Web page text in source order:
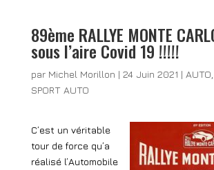
89ème RALLYE MONTE
sous l’aire Covid 19 !!!!!
par Michel Morillon | 24 Juin 2021 | AUTO
SPORT AUTO
C’est un véritable
tour de force qu’a
réalisé l’Automobile